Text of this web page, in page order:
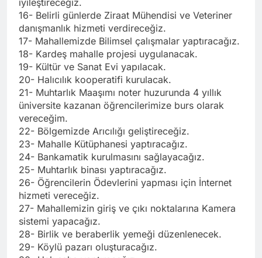
16- Belirli günlerde Ziraat Mühendisi ve Veteriner
danışmanlık hizmeti verdireceğiz.
17- Mahallemizde Bilimsel çalışmalar yaptıracağız.
18- Kardeş mahalle projesi uygulanacak.
19- Kültür ve Sanat Evi yapılacak.
20- Halıcılık kooperatifi kurulacak.
21- Muhtarlık Maaşımı noter huzurunda 4 yıllık
üniversite kazanan öğrencilerimize burs olarak
vereceğim.
22- Bölgemizde Arıcılığı geliştireceğiz.
23- Mahalle Kütüphanesi yaptıracağız.
24- Bankamatik kurulmasını sağlayacağız.
25- Muhtarlık binası yaptıracağız.
26- Öğrencilerin Ödevlerini yapması için İnternet
hizmeti vereceğiz.
27- Mahallemizin giriş ve çıkı noktalarına Kamera
sistemi yapacağız.
28- Birlik ve beraberlik yemeği düzenlenecek.
29- Köylü pazarı oluşturacağız.